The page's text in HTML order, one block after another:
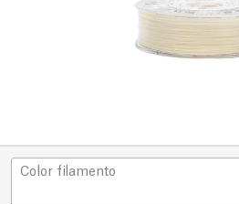
Color filamento